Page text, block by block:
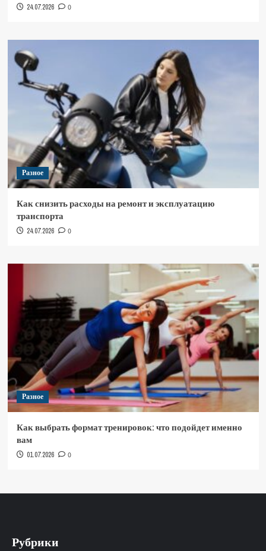
24.07.2026 0
Разное
Как снизить расходы на ремонт и эксплуатацию
транспорта
24.07.2026 0
Разное
Как выбрать формат тренировок: что подойдет именно
вам
01.07.2026 0
Рубрики